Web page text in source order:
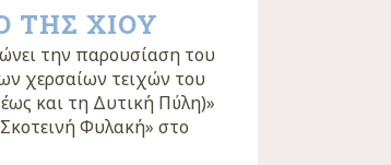
ΤΗΣ ΧΙΟΥ
την παρουσίαση του
χερσαίων τειχών του
και τη Δυτική Πύλη)»
Φυλακή» στο